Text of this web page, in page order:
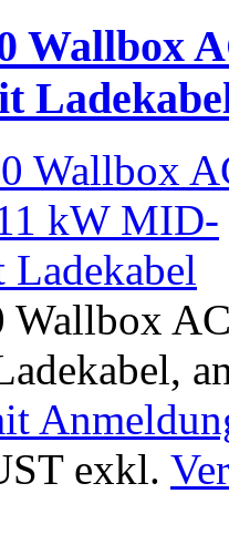
Wallbox
exkl.